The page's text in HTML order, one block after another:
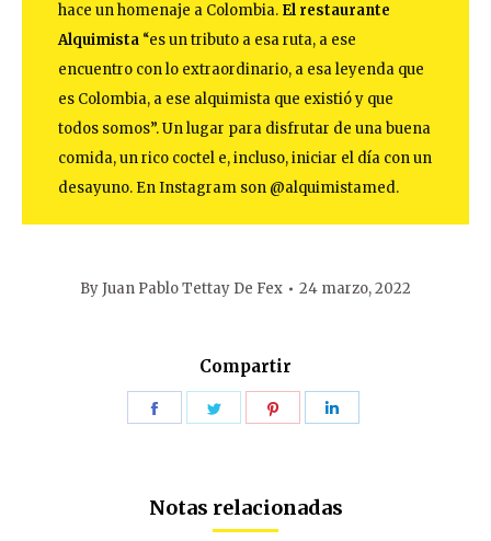
hace un homenaje a Colombia.El restaurante
Alquimista“es un tributo a esa ruta, a ese
encuentro con lo extraordinario, a esa leyenda que
es Colombia, a ese alquimista que existió y que
todos somos”. Un lugar para disfrutar de una buena
comida, un rico coctel e, incluso, iniciar el día con un
desayuno. En Instagram son @alquimistamed.
ByJuan Pablo Tettay De Fex 24 marzo, 2022
Compartir
Share
Share
Share
Notas relacionadas